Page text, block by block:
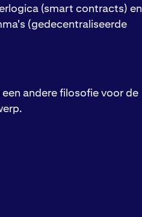
(smart contracts) en
(gedecentraliseerde
andere filosofie voor de